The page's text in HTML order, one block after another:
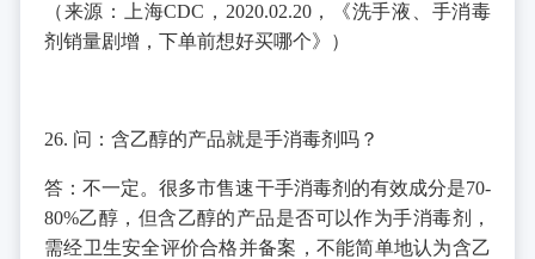
（来源：上海CDC，2020.02.20，《洗手液、手消毒
剂销量剧增，下单前想好买哪个》）
26. 问：含乙醇的产品就是手消毒剂吗？
答：不一定。很多市售速干手消毒剂的有效成分是70-
80%乙醇，但含乙醇的产品是否可以作为手消毒剂，
需经卫生安全评价合格并备案，不能简单地认为含乙